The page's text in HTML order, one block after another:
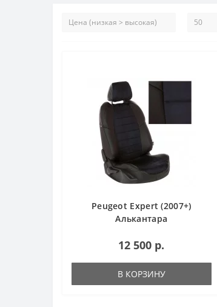
Peugeot Expert (2007+)
Алькантара
12 500 р.
В КОРЗИНУ